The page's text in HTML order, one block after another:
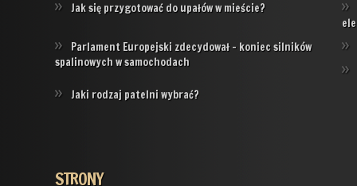
Jak się przygotować do upałów w mieście?
Parlament Europejski zdecydował – koniec silników
spalinowych w samochodach
Jaki rodzaj patelni wybrać?
STRONY